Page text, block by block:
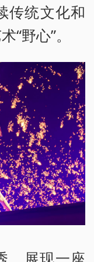
传统文化和
野心”。
，展现一座